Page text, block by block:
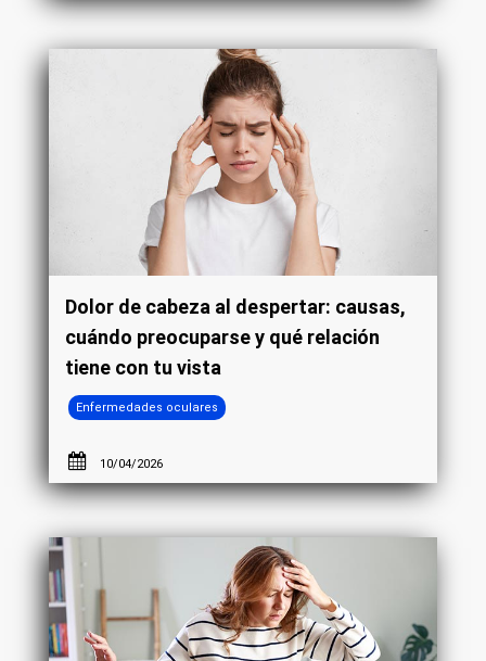
Dolor de cabeza al despertar: causas,
cuándo preocuparse y qué relación
tiene con tu vista
Enfermedades oculares
10/04/2026